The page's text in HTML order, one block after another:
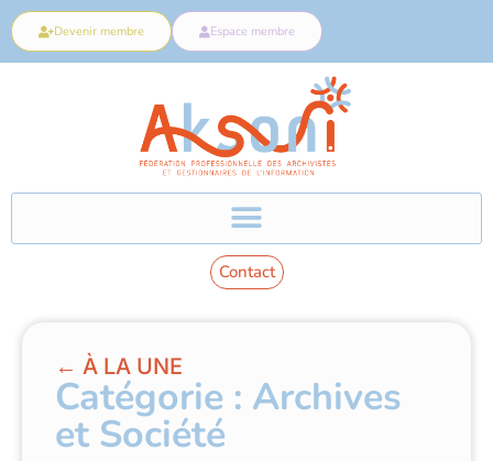
Devenir membre Espace membre
Contact
← À LA UNE
Catégorie : Archives
et Société